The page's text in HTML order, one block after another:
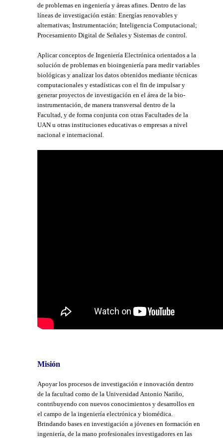
de problemas en ingeniería y áreas afines. Dentro de las
líneas de investigación están: Energías renovables y
alternativas; Instrumentación; Inteligencia Computacional;
Procesamiento Digital de Señales y Sistemas de control.
Aplicar conceptos de Ingeniería Electrónica orientados a la
solución de problemas en bioingeniería para medir variables
biológicas y analizar los datos obtenidos mediante técnicas
computacionales y estadísticas con el fin de impulsar y
generar proyectos de investigación en el área de la bio-
instrumentación, de manera transversal dentro de la
Facultad, y de forma conjunta con otras Facultades de la
UAN u otras instituciones educativas o empresas a nivel
nacional e internacional.
Misión
Apoyar los procesos de investigación e innovación dentro
de la facultad como de la Universidad Antonio Nariño,
contribuyendo con nuevos conocimientos y desarrollos en
el campo de la ingeniería electrónica y biomédica.
Brindando bases en investigación a jóvenes en formación en
ingeniería, de la mano profesionales investigadores en las